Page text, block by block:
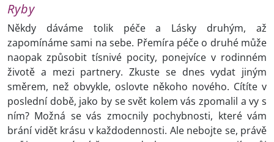
Ryby
Někdy dáváme tolik péče a Lásky druhým, až
zapomínáme sami na sebe. Přemíra péče o druhé může
naopak způsobit tísnivé pocity, ponejvíce v rodinném
životě a mezi partnery. Zkuste se dnes vydat jiným
směrem, než obvykle, oslovte někoho nového. Cítíte v
poslední době, jako by se svět kolem vás zpomalil a vy s
ním? Možná se vás zmocnily pochybnosti, které vám
brání vidět krásu v každodennosti. Ale nebojte se, právě